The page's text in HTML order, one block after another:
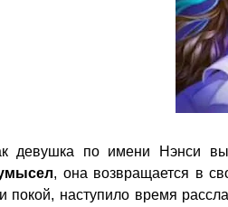
девушка по имени Нэнси
, она возвращается в
покой, наступило время